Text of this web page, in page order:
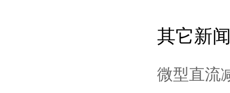
其它新
微型直流